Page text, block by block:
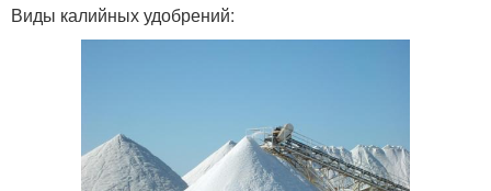
Виды калийных удобрений: